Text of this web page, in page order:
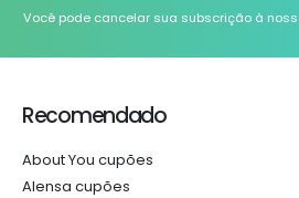
Você pode cancelar sua subscrição à
Recomendado
About You cupões
Alensa cupões